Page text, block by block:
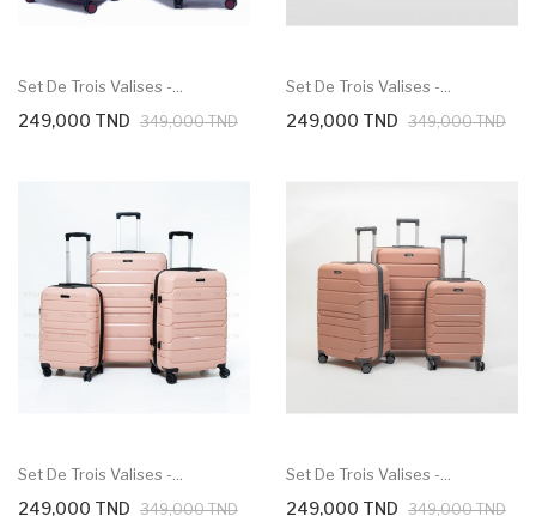
Set De Trois Valises -...
249,000 TND 349,000 TND
Set De Trois Valises -...
249,000 TND 349,000 TND
Set De Trois Valises -...
249,000 TND 349,000 TND
Set De Trois Valises -...
249,000 TND 349,000 TND